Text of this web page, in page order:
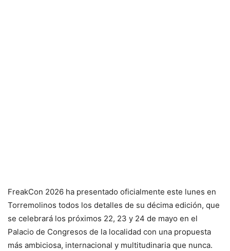
FreakCon 2026 ha presentado oficialmente este lunes en
Torremolinos todos los detalles de su décima edición, que
se celebrará los próximos 22, 23 y 24 de mayo en el
Palacio de Congresos de la localidad con una propuesta
más ambiciosa, internacional y multitudinaria que nunca.